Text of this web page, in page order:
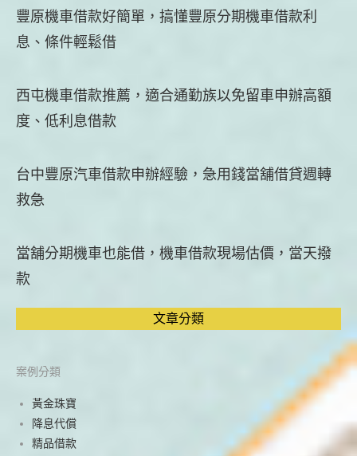
豐原機車借款好簡單，搞懂豐原分期機車借款利
息、條件輕鬆借
西屯機車借款推薦，適合通勤族以免留車申辦高額
度、低利息借款
台中豐原汽車借款申辦經驗，急用錢當舖借貸週轉
救急
當舖分期機車也能借，機車借款現場估價，當天撥
款
文章分類
案例分類
黃金珠寶
降息代償
精品借款